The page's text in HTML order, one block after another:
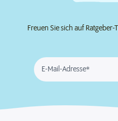
Freuen Sie sich auf
E-Mail-Adresse*